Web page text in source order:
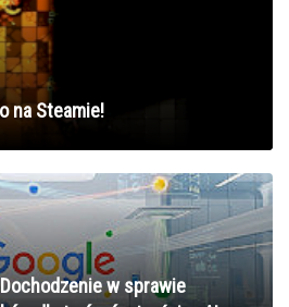
na Steamie!
w sprawie